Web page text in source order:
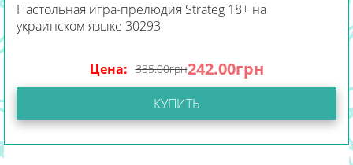
Настольная игра-прелюдия Strateg 18+ на
украинском языке 30293
Цена: 335.00грн242.00грн
КУПИТЬ